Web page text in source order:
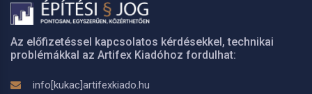
Az előfizetéssel kapcsolatos kérdésekkel, technikai
problémákkal az Artifex Kiadóhoz fordulhat:
info[kukac]artifexkiado.hu